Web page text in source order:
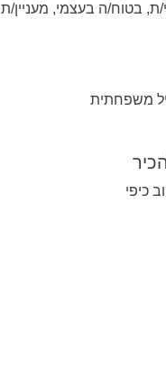
ת, בטוח/ה בעצמי, מעניין/ת
משפחתית
כיפי